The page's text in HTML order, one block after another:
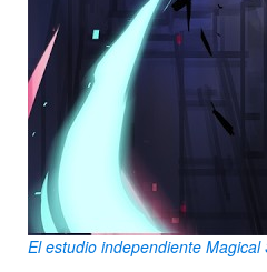
El estudio independiente